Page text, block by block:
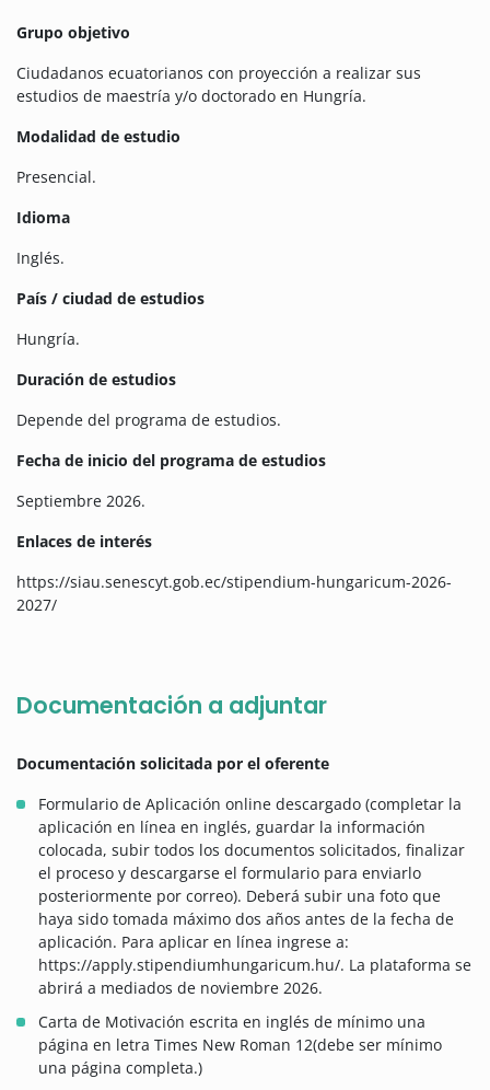
Grupo objetivo
Ciudadanos ecuatorianos con proyección a realizar sus
estudios de maestría y/o doctorado en Hungría.
Modalidad de estudio
Presencial.
Idioma
Inglés.
País / ciudad de estudios
Hungría.
Duración de estudios
Depende del programa de estudios.
Fecha de inicio del programa de estudios
Septiembre 2026.
Enlaces de interés
https://siau.senescyt.gob.ec/stipendium-hungaricum-2026-
2027/
Documentación a adjuntar
Documentación solicitada por el oferente
Formulario de Aplicación online descargado (completar la
aplicación en línea en inglés, guardar la información
colocada, subir todos los documentos solicitados, finalizar
el proceso y descargarse el formulario para enviarlo
posteriormente por correo). Deberá subir una foto que
haya sido tomada máximo dos años antes de la fecha de
aplicación. Para aplicar en línea ingrese a:
https://apply.stipendiumhungaricum.hu/. La plataforma se
abrirá a mediados de noviembre 2026.
Carta de Motivación escrita en inglés de mínimo una
página en letra Times New Roman 12(debe ser mínimo
una página completa.)